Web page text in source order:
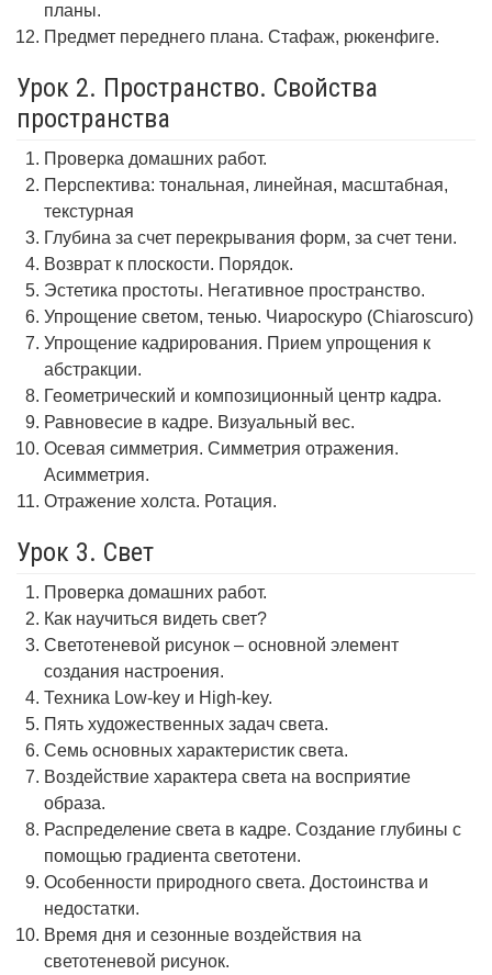
планы.
Предмет переднего плана. Стафаж, рюкенфиге.
Урок 2. Пространство. Свойства
пространства
Проверка домашних работ.
Перспектива: тональная, линейная, масштабная,
текстурная
Глубина за счет перекрывания форм, за счет тени.
Возврат к плоскости. Порядок.
Эстетика простоты. Негативное пространство.
Упрощение светом, тенью. Чиароскуро (Chiaroscuro)
Упрощение кадрирования. Прием упрощения к
абстракции.
Геометрический и композиционный центр кадра.
Равновесие в кадре. Визуальный вес.
Осевая симметрия. Симметрия отражения.
Асимметрия.
Отражение холста. Ротация.
Урок 3. Свет
Проверка домашних работ.
Как научиться видеть свет?
Светотеневой рисунок – основной элемент
создания настроения.
Техника Low-key и High-key.
Пять художественных задач света.
Семь основных характеристик света.
Воздействие характера света на восприятие
образа.
Распределение света в кадре. Создание глубины с
помощью градиента светотени.
Особенности природного света. Достоинства и
недостатки.
Время дня и сезонные воздействия на
светотеневой рисунок.